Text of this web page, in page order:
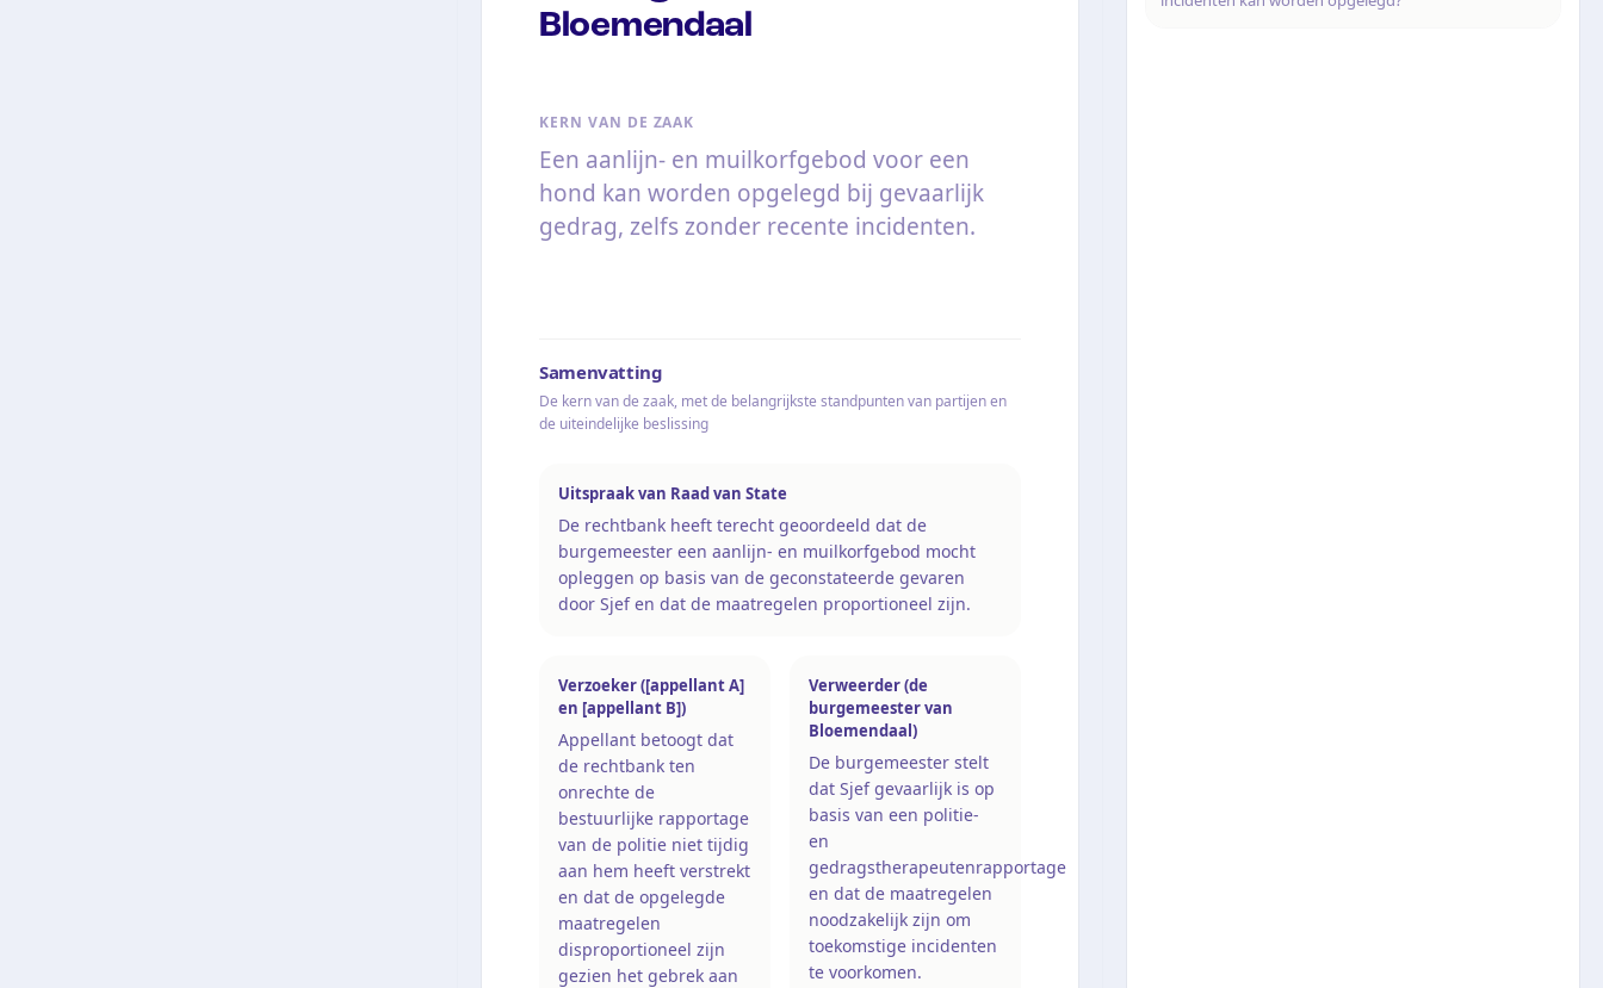
Bloemendaal
KERN VAN DE ZAAK
Een aanlijn- en muilkorfgebod voor een
hond kan worden opgelegd bij gevaarlijk
gedrag, zelfs zonder recente incidenten.
Samenvatting
De kern van de zaak, met de belangrijkste standpunten van partijen en
de uiteindelijke beslissing
Uitspraak van Raad van State
De rechtbank heeft terecht geoordeeld dat de
burgemeester een aanlijn- en muilkorfgebod mocht
opleggen op basis van de geconstateerde gevaren
door Sjef en dat de maatregelen proportioneel zijn.
Verzoeker ([appellant A]
en [appellant B])
Appellant betoogt dat
de rechtbank ten
onrechte de
bestuurlijke rapportage
van de politie niet tijdig
aan hem heeft verstrekt
en dat de opgelegde
maatregelen
disproportioneel zijn
gezien het gebrek aan
Verweerder (de
burgemeester van
Bloemendaal)
De burgemeester stelt
dat Sjef gevaarlijk is op
basis van een politie-
en
gedragstherapeutenrapportage
en dat de maatregelen
noodzakelijk zijn om
toekomstige incidenten
te voorkomen.